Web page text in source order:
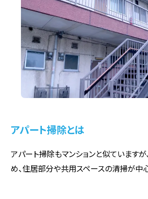
アパート掃除とは
アパート掃除もマンションと似ています
め、住居部分や共用スペースの清掃が中